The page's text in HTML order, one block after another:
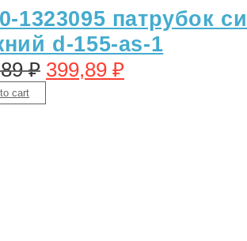
1323095 патрубок
d-155-as-1
₽ 399,89 ₽
cart